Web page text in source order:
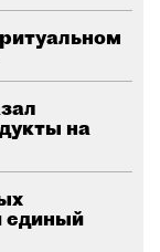
на
единый